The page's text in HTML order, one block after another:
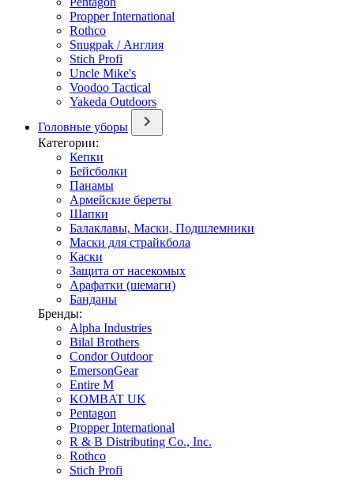
Propper International
Rothco
Snugpak / Англия
Stich Profi
Uncle Mike's
Voodoo Tactical
Yakeda Outdoors
Головные уборы
Категории:
Кепки
Бейсболки
Панамы
Армейские береты
Шапки
Балаклавы, Маски, Подшлемники
Маски для страйкбола
Каски
Защита от насекомых
Арафатки (шемаги)
Банданы
Бренды:
Alpha Industries
Bilal Brothers
Condor Outdoor
EmersonGear
Entire M
KOMBAT UK
Pentagon
Propper International
R & B Distributing Co., Inc.
Rothco
Stich Profi